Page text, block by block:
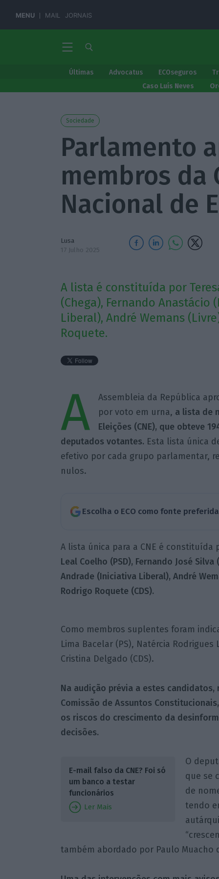
MENU MAIL JORNAIS
Últimas Advocatus ECOseguros
Caso Luís Neves
Sociedade
Parlamento
membros da
Nacional de
Lusa
17 Julho 2025
A lista é constituída por
(Chega), Fernando Anastácio
Liberal), André Wemans
Roquete.
A
Assembleia da República
por voto em urna, a lista de
Eleições (CNE), que obteve
deputados votantes. Esta lista única
efetivo por cada grupo parlamentar,
nulos.
Escolha o ECO como fonte
A lista única para a CNE é
Leal Coelho (PSD), Fernando José
Andrade (Iniciativa Liberal), André
Rodrigo Roquete (CDS).
Como membros suplentes foram
Lima Bacelar (PS), Natércia Rodrigues
Cristina Delgado (CDS).
Na audição prévia a estes
Comissão de Assuntos
os riscos do crescimento da
decisões.
E-mail falso da CNE? Foi só
um banco a testar
funcionários
Ler Mais
O
que se
de
tendo
também abordado por Paulo Muacho